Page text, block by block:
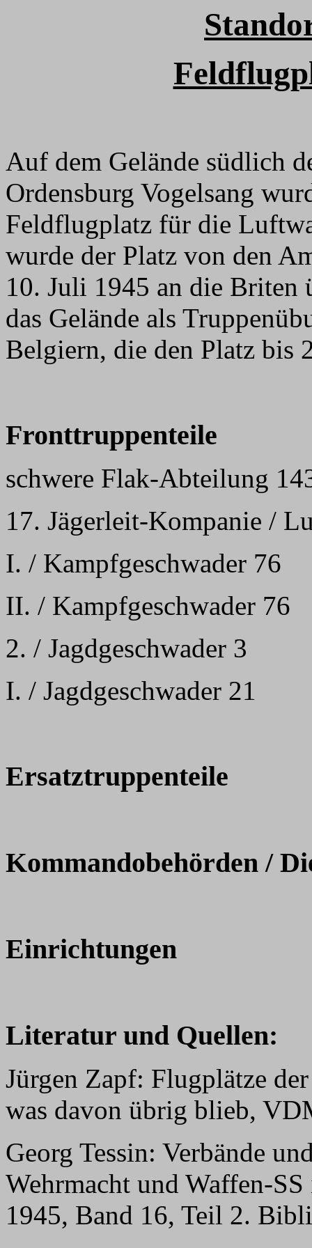
Auf dem Gelände südlich
Ordensburg Vogelsang
Feldflugplatz für die
wurde der Platz von den
10. Juli 1945 an die Briten
das Gelände als
Belgiern, die den Platz bis
Fronttruppenteile
schwere Flak-Abteilung
17. Jägerleit-Kompanie /
I. / Kampfgeschwader 76
II. / Kampfgeschwader 76
2. / Jagdgeschwader 3
I. / Jagdgeschwader 21
Ersatztruppenteile
Kommandobehörden /
Einrichtungen
Literatur und Quellen:
Jürgen Zapf: Flugplätze
was davon übrig blieb,
Georg Tessin: Verbände
Wehrmacht und Waffen-
1945, Band 16, Teil 2.